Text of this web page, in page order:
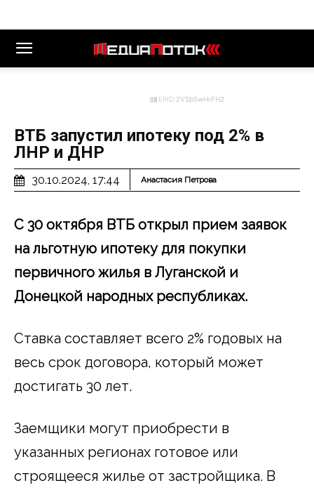
ERID:2VSb5wHrFH2
ВТБ запустил ипотеку под 2% в
ЛНР и ДНР
30.10.2024, 17:44 Анастасия Петрова
С 30 октября ВТБ открыл прием заявок
на льготную ипотеку для покупки
первичного жилья в Луганской и
Донецкой народных республиках.
Ставка составляет всего 2% годовых на
весь срок договора, который может
достигать 30 лет.
Заемщики могут приобрести в
указанных регионах готовое или
строящееся жилье от застройщика. В